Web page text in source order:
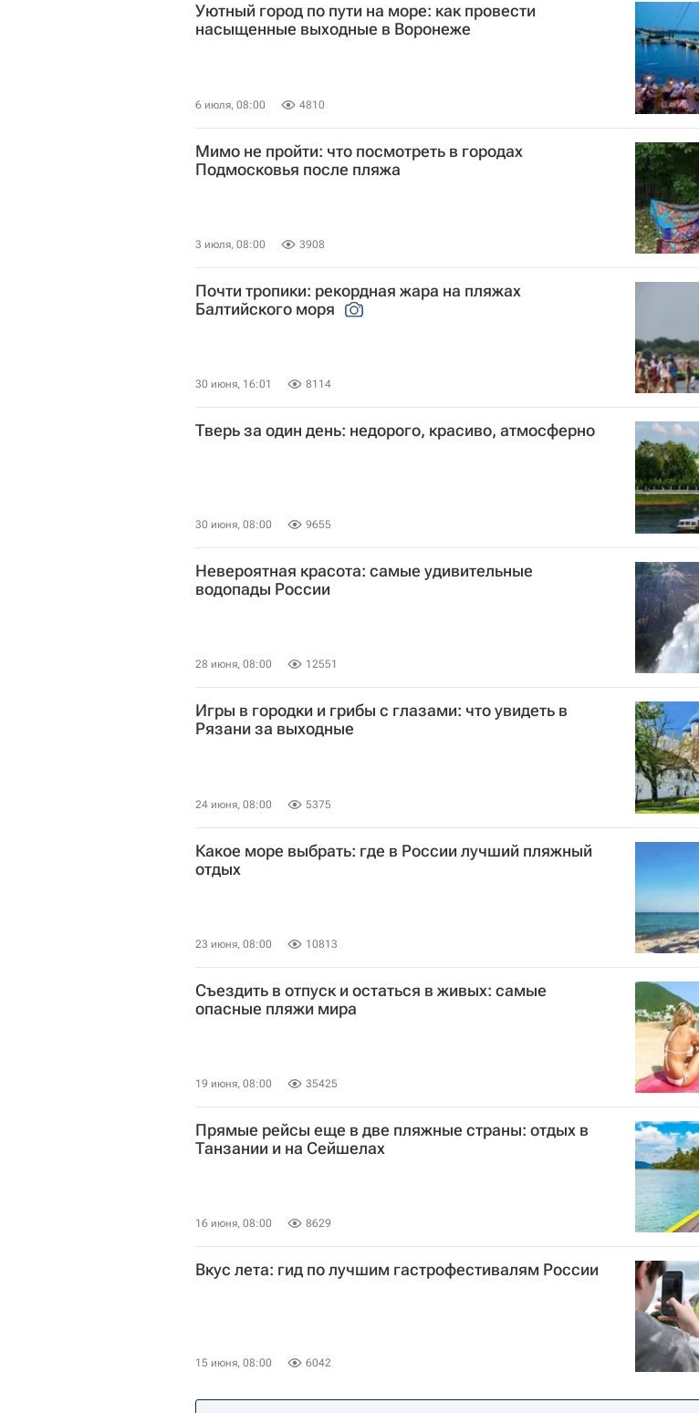
Уютный город по пути на море: как провести
насыщенные выходные в Воронеже
6 июля, 08:00 4810
Мимо не пройти: что посмотреть в городах
Подмосковья после пляжа
3 июля, 08:00 3908
Почти тропики: рекордная жара на пляжах
Балтийского моря
30 июня, 16:01 8114
Тверь за один день: недорого, красиво, атмосферно
30 июня, 08:00 9655
Невероятная красота: самые удивительные
водопады России
28 июня, 08:00 12551
Игры в городки и грибы с глазами: что увидеть в
Рязани за выходные
24 июня, 08:00 5375
Какое море выбрать: где в России лучший пляжный
отдых
23 июня, 08:00 10813
Съездить в отпуск и остаться в живых: самые
опасные пляжи мира
19 июня, 08:00 35425
Прямые рейсы еще в две пляжные страны: отдых в
Танзании и на Сейшелах
16 июня, 08:00 8629
Вкус лета: гид по лучшим гастрофестивалям России
15 июня, 08:00 6042